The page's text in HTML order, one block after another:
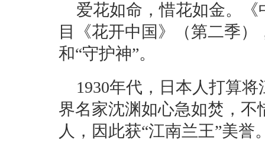
爱花如命，惜花如金。
目《花开中国》（第二季
和“守护神”。
1930年代，日本人打算
界名家沈渊如心急如焚，
人，因此获“江南兰王”美